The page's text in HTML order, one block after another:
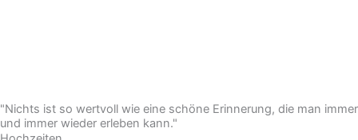
"Nichts ist so wertvoll wie eine schöne Erinnerung, die man immer
und immer wieder erleben kann."